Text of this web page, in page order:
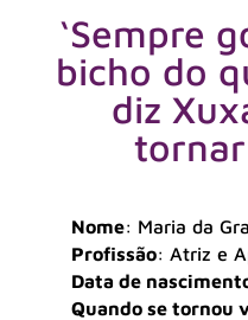
‘Sempre
bicho do
diz
Nome: Maria da
Profissão: Atriz e
Data de
Quando se tornou